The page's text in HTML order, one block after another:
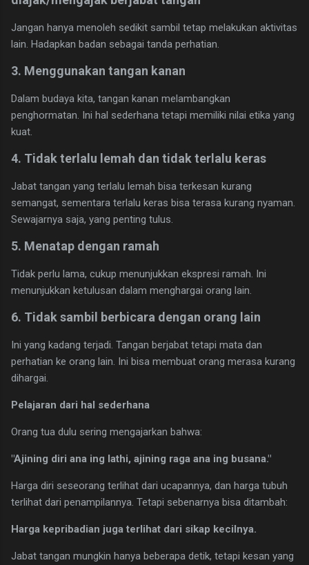
Jangan hanya menoleh sedikit sambil tetap melakukan aktivitas
lain. Hadapkan badan sebagai tanda perhatian.
3. Menggunakan tangan kanan
Dalam budaya kita, tangan kanan melambangkan
penghormatan. Ini hal sederhana tetapi memiliki nilai etika yang
kuat.
4. Tidak terlalu lemah dan tidak terlalu keras
Jabat tangan yang terlalu lemah bisa terkesan kurang
semangat, sementara terlalu keras bisa terasa kurang nyaman.
Sewajarnya saja, yang penting tulus.
5. Menatap dengan ramah
Tidak perlu lama, cukup menunjukkan ekspresi ramah. Ini
menunjukkan ketulusan dalam menghargai orang lain.
6. Tidak sambil berbicara dengan orang lain
Ini yang kadang terjadi. Tangan berjabat tetapi mata dan
perhatian ke orang lain. Ini bisa membuat orang merasa kurang
dihargai.
Pelajaran dari hal sederhana
Orang tua dulu sering mengajarkan bahwa:
"Ajining diri ana ing lathi, ajining raga ana ing busana."
Harga diri seseorang terlihat dari ucapannya, dan harga tubuh
terlihat dari penampilannya. Tetapi sebenarnya bisa ditambah:
Harga kepribadian juga terlihat dari sikap kecilnya.
Jabat tangan mungkin hanya beberapa detik, tetapi kesan yang